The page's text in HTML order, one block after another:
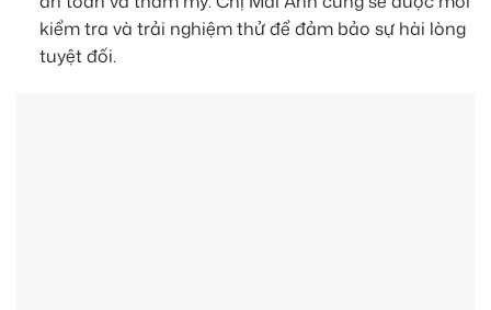
kiểm tra và trải nghiệm thử để đảm bảo sự hài lòng
tuyệt đối.